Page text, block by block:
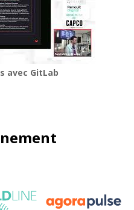
avec GitLab